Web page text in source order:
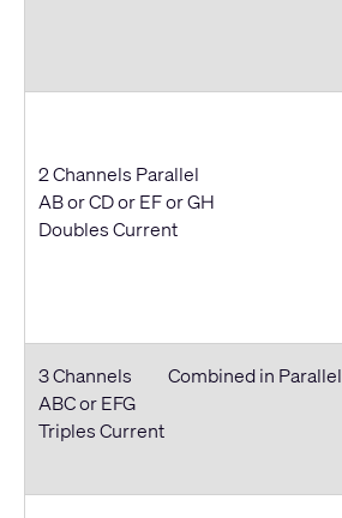
2 Channels Parallel
AB or CD or EF or GH
Doubles Current
3 Channels Combined in Parallel
ABC or EFG
Triples Current